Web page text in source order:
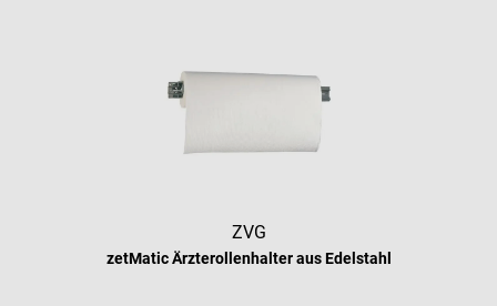
ZVG
zetMatic Ärzterollenhalter aus Edelstahl